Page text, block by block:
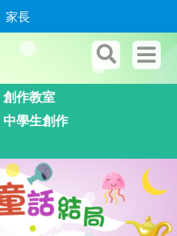
家長
創作教室
中學生創作